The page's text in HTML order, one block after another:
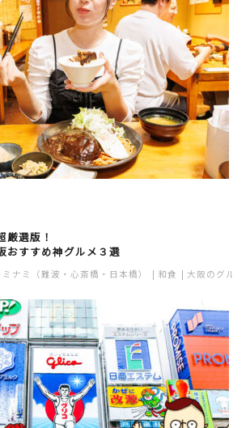
厳選版！
おすすめ神グルメ３選
ミナミ（難波・心斎橋・日本橋） 和食 大阪のグルメ